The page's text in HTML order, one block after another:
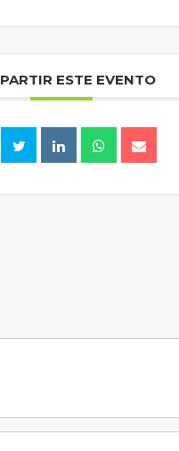
ESTE EVENTO